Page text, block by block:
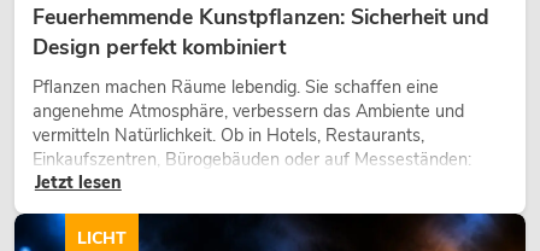
Feuerhemmende Kunstpflanzen: Sicherheit und
Design perfekt kombiniert
Pflanzen machen Räume lebendig. Sie schaffen eine
angenehme Atmosphäre, verbessern das Ambiente und
vermitteln Natürlichkeit. Ob in Hotels, Restaurants,
Einkaufszentren, Bürogebäuden oder auf Messeständen:
eine hochwertige Begrünung gehört heute längst zum
Jetzt lesen
LICHT